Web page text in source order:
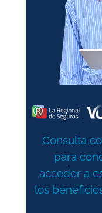
Consulta
para
acceder a
los